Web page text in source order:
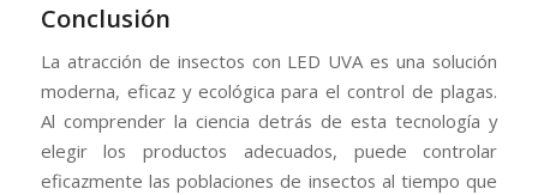
Conclusión
La atracción de insectos con LED UVA es una solución
moderna, eficaz y ecológica para el control de plagas.
Al comprender la ciencia detrás de esta tecnología y
elegir los productos adecuados, puede controlar
eficazmente las poblaciones de insectos al tiempo que